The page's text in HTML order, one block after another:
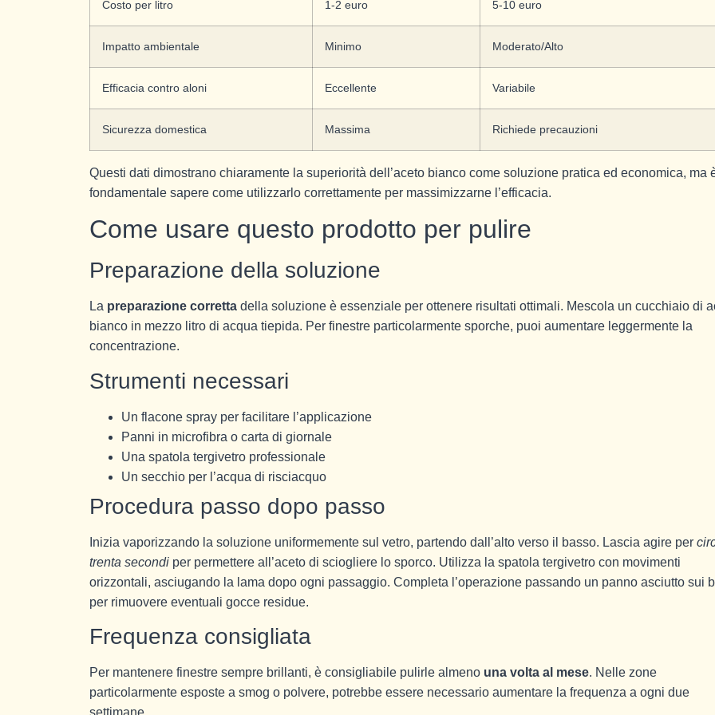
Costo per litro 1-2 euro 5-10 euro
Impatto ambientale Minimo Moderato/Alto
Efficacia contro aloni Eccellente Variabile
Sicurezza domestica Massima Richiede precauzioni
Questi dati dimostrano chiaramente la superiorità dell’aceto bianco come soluzione pratica ed economica, ma
fondamentale sapere come utilizzarlo correttamente per massimizzarne l’efficacia.
Come usare questo prodotto per pulire
Preparazione della soluzione
La preparazione corretta della soluzione è essenziale per ottenere risultati ottimali. Mescola un cucchiaio di
bianco in mezzo litro di acqua tiepida. Per finestre particolarmente sporche, puoi aumentare leggermente la
concentrazione.
Strumenti necessari
Un flacone spray per facilitare l’applicazione
Panni in microfibra o carta di giornale
Una spatola tergivetro professionale
Un secchio per l’acqua di risciacquo
Procedura passo dopo passo
Inizia vaporizzando la soluzione uniformemente sul vetro, partendo dall’alto verso il basso. Lascia agire per
trenta secondi per permettere all’aceto di sciogliere lo sporco. Utilizza la spatola tergivetro con movimenti
orizzontali, asciugando la lama dopo ogni passaggio. Completa l’operazione passando un panno asciutto sui
per rimuovere eventuali gocce residue.
Frequenza consigliata
Per mantenere finestre sempre brillanti, è consigliabile pulirle almeno una volta al mese. Nelle zone
particolarmente esposte a smog o polvere, potrebbe essere necessario aumentare la frequenza a ogni due